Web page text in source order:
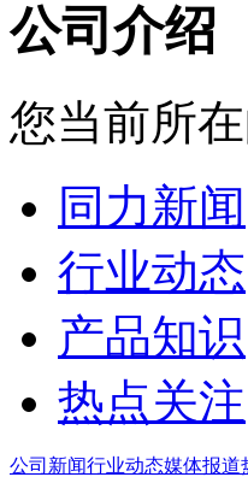
公司介绍
您当前所在
同力新闻
行业动态
产品知识
热点关注
公司新闻行业动态媒体报道